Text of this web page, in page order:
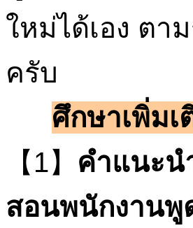
ใหม่ได้เอง ตา
ครับ
ศึกษาเพิ่มเ
【1】 คำแนะน
สอนพนักงานพู